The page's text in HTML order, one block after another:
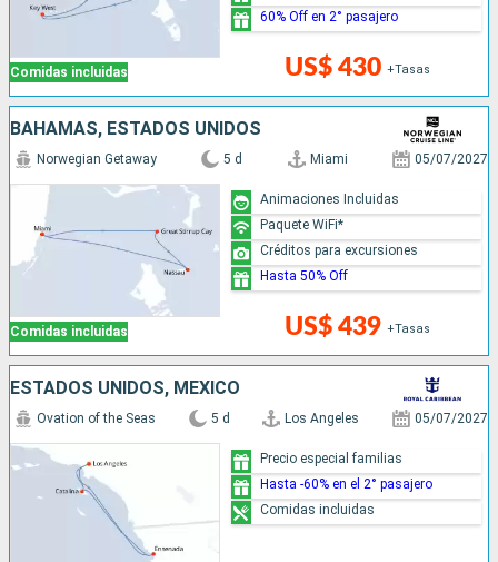
Comidas incluidas US$ 430 +Tasas
60% Off en 2° pasajero
BAHAMAS, ESTADOS UNIDOS
Comidas incluidas
Norwegian Getaway 5 d Miami 05/07/2027
US$ 439 +Tasas
Animaciones Incluidas
Paquete WiFi*
Créditos para excursiones
Hasta 50% Off
ESTADOS UNIDOS, MÉXICO
Ovation of the Seas 5 d Los Angeles 05/07/2027
Precio especial familias
Hasta -60% en el 2° pasajero
Comidas incluidas